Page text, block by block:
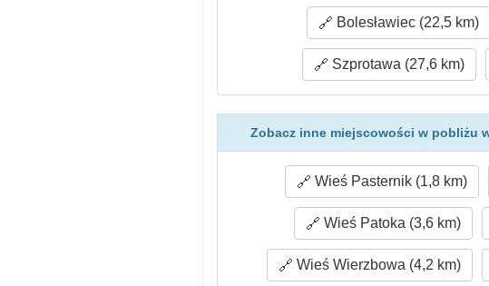
Bolesławiec (22,5 km)
Szprotawa (27,6 km)
Zobacz inne miejscowości w pobliżu
Wieś Pasternik (1,8 km)
Wieś Patoka (3,6 km)
Wieś Wierzbowa (4,2 km)